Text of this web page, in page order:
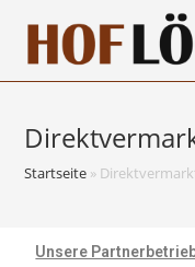
Startseite »
Unsere